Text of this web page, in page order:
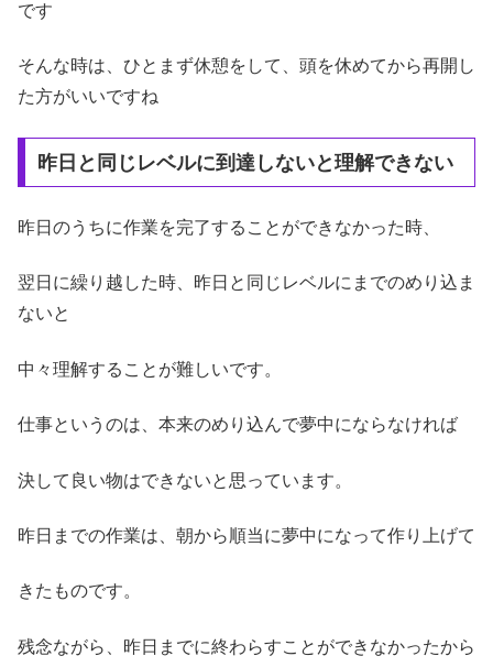
です
そんな時は、ひとまず休憩をして、頭を休めてから再開し
た方がいいですね
昨日と同じレベルに到達しないと理解できない
昨日のうちに作業を完了することができなかった時、
翌日に繰り越した時、昨日と同じレベルにまでのめり込ま
ないと
中々理解することが難しいです。
仕事というのは、本来のめり込んで夢中にならなければ
決して良い物はできないと思っています。
昨日までの作業は、朝から順当に夢中になって作り上げて
きたものです。
残念ながら、昨日までに終わらすことができなかったから